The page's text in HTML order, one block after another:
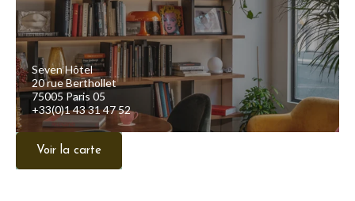
Seven Hôtel
20 rue Berthollet
75005 Paris 05
+33(0)1 43 31 47 52
Voir la carte